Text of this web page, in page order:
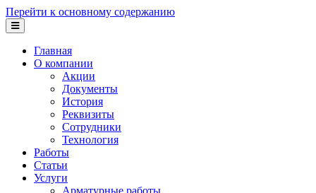
Перейти к основному содержанию
Главная
О компании
Акции
Документы
История
Реквизиты
Сотрудники
Технология
Работы
Статьи
Услуги
Арматурные работы